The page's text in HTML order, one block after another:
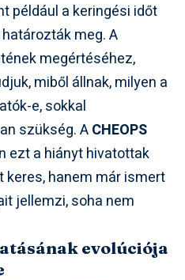
például a keringési időt
meg. A
megértéséhez,
miből állnak, milyen a
e, sokkal
szükség. ACHEOPS
ezt a hiányt hivatottak
keres, hanem már ismert
jellemzi, soha nem
evolúciója